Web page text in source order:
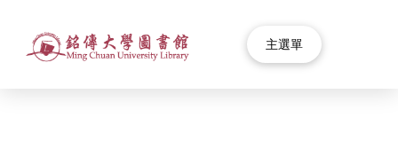
主選單